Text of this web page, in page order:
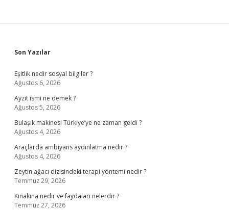
Sidebar
Son Yazılar
Eşitlik nedir sosyal bilgiler ?
Ağustos 6, 2026
Ayzit ismi ne demek ?
Ağustos 5, 2026
Bulaşık makinesi Türkiye’ye ne zaman geldi ?
Ağustos 4, 2026
Araçlarda ambiyans aydınlatma nedir ?
Ağustos 4, 2026
Zeytin ağacı dizisindeki terapi yöntemi nedir ?
Temmuz 29, 2026
Kınakına nedir ve faydaları nelerdir ?
Temmuz 27, 2026